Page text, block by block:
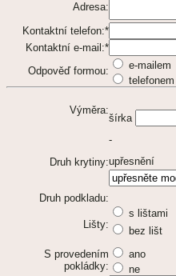
Adresa:
Kontaktní telefon:*
Kontaktní e-mail:*
Odpověď formou:
e-mailem
telefonem
Výměra:
šírka
Druh krytiny:
-
upřesnění
Druh podkladu:
Lišty:
s lištami
bez lišt
S provedením
pokládky:
ano
ne